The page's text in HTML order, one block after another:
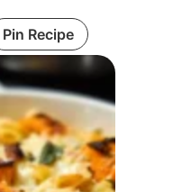
Pin Recipe